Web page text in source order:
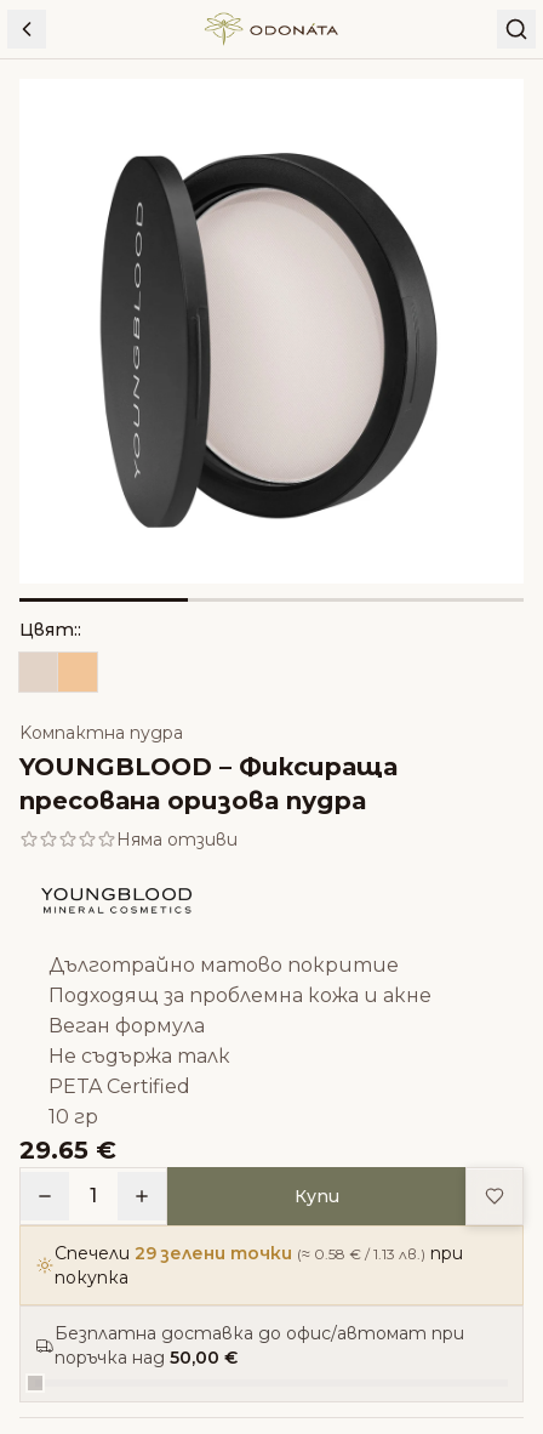
Skip to content
Kомпактна пудра
YOUNGBLOOD – Фиксираща
пресована оризова пудра
Няма отзиви
Дълготрайно матово покритие
Подходящ за проблемна кожа и акне
Веган формула
Не съдържа талк
PETA Certified
10 гр
29.65 €
Цвят::
1 Купи
Спечели 29 зелени точки (≈ 0.58 € / 1.13 лв.) при
покупка
Безплатна доставка до офис/автомат при
поръчка над 50,00 €